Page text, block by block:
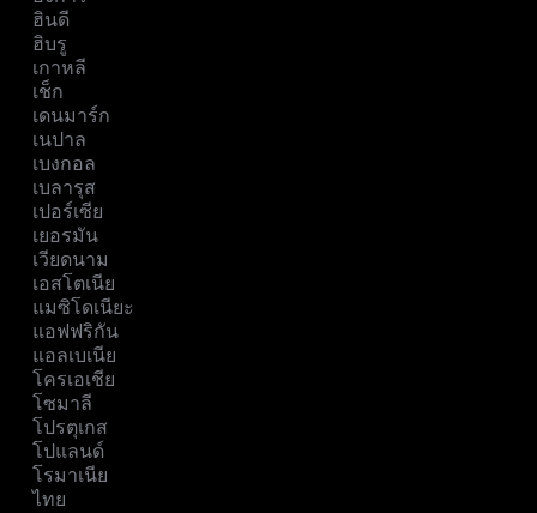
ฮินดี
ฮิบรู
เกาหลี
เช็ก
เดนมาร์ก
เนปาล
เบงกอล
เบลารุส
เปอร์เซีย
เยอรมัน
เวียดนาม
เอสโตเนีย
แมซิโดเนียะ
แอฟฟริกัน
แอลเบเนีย
โครเอเชีย
โซมาลี
โปรตุเกส
โปแลนด์
โรมาเนีย
ไทย